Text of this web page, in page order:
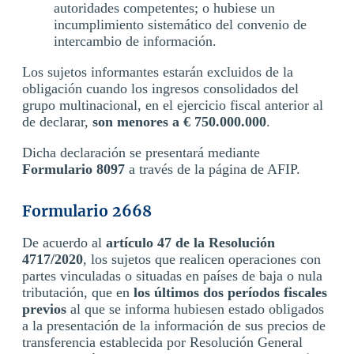
autoridades competentes; o hubiese un
incumplimiento sistemático del convenio de
intercambio de información.
Los sujetos informantes estarán excluidos de la
obligación cuando los ingresos consolidados del
grupo multinacional, en el ejercicio fiscal anterior al
de declarar, son menores a € 750.000.000.
Dicha declaración se presentará mediante
Formulario 8097 a través de la página de AFIP.
Formulario 2668
De acuerdo al artículo 47 de la Resolución
4717/2020, los sujetos que realicen operaciones con
partes vinculadas o situadas en países de baja o nula
tributación, que en los últimos dos períodos fiscales
previos al que se informa hubiesen estado obligados
a la presentación de la información de sus precios de
transferencia establecida por Resolución General